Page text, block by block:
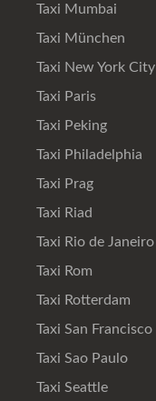
Taxi Mumbai
Taxi München
Taxi New York City
Taxi Paris
Taxi Peking
Taxi Philadelphia
Taxi Prag
Taxi Riad
Taxi Rio de Janeiro
Taxi Rom
Taxi Rotterdam
Taxi San Francisco
Taxi Sao Paulo
Taxi Seattle